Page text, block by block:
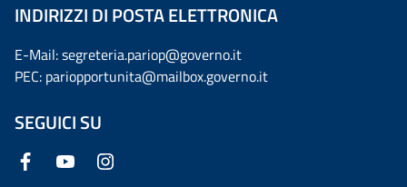
INDIRIZZI DI POSTA ELETTRONICA
E-Mail: segreteria.pariop@governo.it
PEC: pariopportunita@mailbox.governo.it
SEGUICI SU